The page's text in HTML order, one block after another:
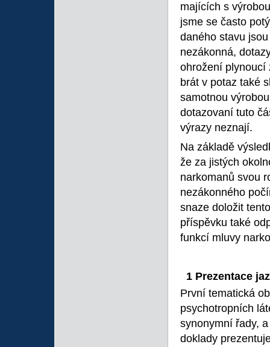
majících s
jsme se často
daného stavu
nezákonná,
ohrožení plynoucí
brát v potaz také
samotnou
dotazovaní tuto
výrazy neznají.
Na základě
že za jistých
narkomanů svou
nezákonného
snaze doložit
příspěvku také
funkcí mluvy
1 Prezentace
První tematická
psychotropních
synonymní řady,
doklady